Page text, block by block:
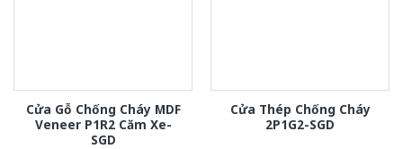
Cửa Gỗ Chống Cháy MDF
Veneer P1R2 Căm Xe-
SGD
Cửa Thép Chống Cháy
2P1G2-SGD